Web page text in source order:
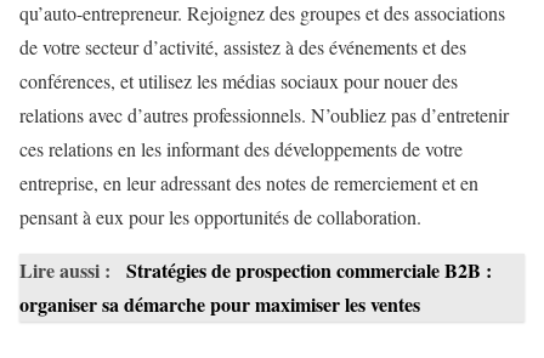
qu’auto-entrepreneur. Rejoignez des groupes et des associations
de votre secteur d’activité, assistez à des événements et des
conférences, et utilisez les médias sociaux pour nouer des
relations avec d’autres professionnels. N’oubliez pas d’entretenir
ces relations en les informant des développements de votre
entreprise, en leur adressant des notes de remerciement et en
pensant à eux pour les opportunités de collaboration.
Lire aussi :
Stratégies de prospection commerciale B2B :
organiser sa démarche pour maximiser les ventes